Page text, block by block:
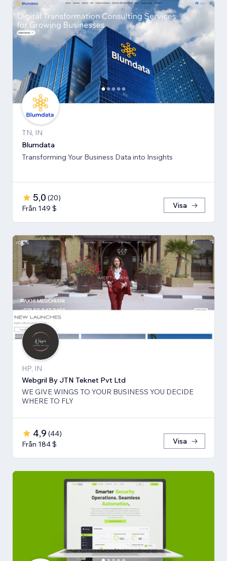
TN, IN
Blumdata
Transforming Your Business Data into Insights
5,0 (20)
Från 149 $
Visa
HP, IN
Webgril By JTN Teknet Pvt Ltd
WE GIVE WINGS TO YOUR BUSINESS YOU DECIDE
WHERE TO FLY
4,9 (44)
Från 184 $
Visa